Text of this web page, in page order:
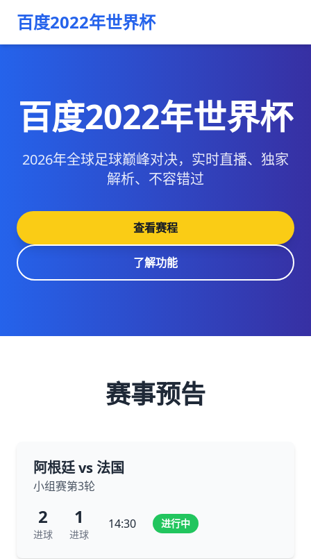
百度2022年世界杯
百度2022年世界杯
2026年全球足球巅峰对决，实时直播、独家
解析、不容错过
查看赛程
了解功能
赛事预告
阿根廷 vs 法国
小组赛第3轮
2
进球
1
进球
14:30 进行中